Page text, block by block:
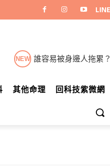
NEW 誰容易被身邊人拖累？
其他命理 回科技紫微網